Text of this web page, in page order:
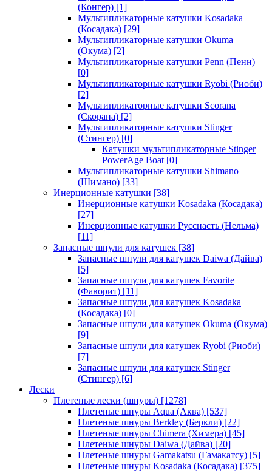
(Конгер) [1]
Мультипликаторные катушки Kosadaka
(Косадака) [29]
Мультипликаторные катушки Okuma
(Окума) [2]
Мультипликаторные катушки Penn (Пенн)
[0]
Мультипликаторные катушки Ryobi (Риоби)
[2]
Мультипликаторные катушки Scorana
(Скорана) [2]
Мультипликаторные катушки Stinger
(Стингер) [0]
Катушки мультипликаторные Stinger
PowerAge Boat [0]
Мультипликаторные катушки Shimano
(Шимано) [33]
Инерционные катушки [38]
Инерционные катушки Kosadaka (Косадака)
[27]
Инерционные катушки Русснасть (Нельма)
[11]
Запасные шпули для катушек [38]
Запасные шпули для катушек Daiwa (Дайва)
[5]
Запасные шпули для катушек Favorite
(Фаворит) [11]
Запасные шпули для катушек Kosadaka
(Косадака) [0]
Запасные шпули для катушек Okuma (Окума)
[9]
Запасные шпули для катушек Ryobi (Риоби)
[7]
Запасные шпули для катушек Stinger
(Стингер) [6]
Лески
Плетеные лески (шнуры) [1278]
Плетеные шнуры Aqua (Аква) [537]
Плетеные шнуры Berkley (Беркли) [22]
Плетеные шнуры Chimera (Химера) [45]
Плетеные шнуры Daiwa (Дайва) [20]
Плетеные шнуры Gamakatsu (Гамакатсу) [5]
Плетеные шнуры Kosadaka (Косадака) [375]